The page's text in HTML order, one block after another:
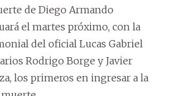
de Diego Armando
el martes próximo, con la
del oficial Lucas Gabriel
Rodrigo Borge y Javier
los primeros en ingresar a la